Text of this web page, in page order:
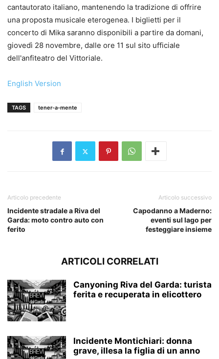
cantautorato italiano, mantenendo la tradizione di offrire
una proposta musicale eterogenea. I biglietti per il
concerto di Mika saranno disponibili a partire da domani,
giovedì 28 novembre, dalle ore 11 sul sito ufficiale
dell'anfiteatro del Vittoriale.
English Version
TAGS tener-a-mente
Articolo precedente
Incidente stradale a Riva del
Garda: moto contro auto con
ferito
Articolo successivo
Capodanno a Maderno:
eventi sul lago per
festeggiare insieme
ARTICOLI CORRELATI
Canyoning Riva del Garda: turista
ferita e recuperata in elicottero
Incidente Montichiari: donna
grave, illesa la figlia di un anno